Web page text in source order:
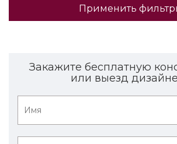
Применить
Закажите бесплатную
или выезд